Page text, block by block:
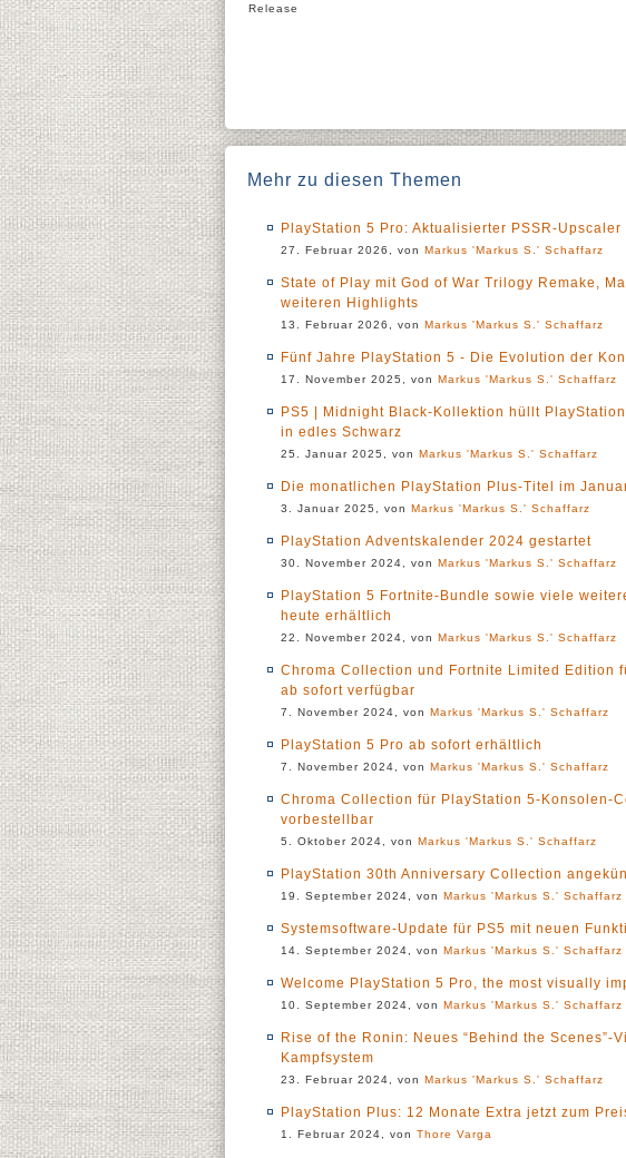
Release
Mehr zu diesen Themen
PlayStation 5 Pro: Aktualisierter PSSR-Upscaler
27. Februar 2026, von Markus 'Markus S.' Schaffarz
State of Play mit God of War Trilogy Remake,
weiteren Highlights
13. Februar 2026, von Markus 'Markus S.' Schaffarz
Fünf Jahre PlayStation 5 - Die Evolution der
17. November 2025, von Markus 'Markus S.' Schaffarz
PS5 | Midnight Black-Kollektion hüllt
in edles Schwarz
25. Januar 2025, von Markus 'Markus S.' Schaffarz
Die monatlichen PlayStation Plus-Titel im
3. Januar 2025, von Markus 'Markus S.' Schaffarz
PlayStation Adventskalender 2024 gestartet
30. November 2024, von Markus 'Markus S.' Schaffarz
PlayStation 5 Fortnite-Bundle sowie viele
heute erhältlich
22. November 2024, von Markus 'Markus S.' Schaffarz
Chroma Collection und Fortnite Limited Edition
ab sofort verfügbar
7. November 2024, von Markus 'Markus S.' Schaffarz
PlayStation 5 Pro ab sofort erhältlich
7. November 2024, von Markus 'Markus S.' Schaffarz
Chroma Collection für PlayStation 5-Konsolen-
vorbestellbar
5. Oktober 2024, von Markus 'Markus S.' Schaffarz
PlayStation 30th Anniversary Collection
19. September 2024, von Markus 'Markus S.' Schaffarz
Systemsoftware-Update für PS5 mit neuen
14. September 2024, von Markus 'Markus S.' Schaffarz
Welcome PlayStation 5 Pro, the most visually
10. September 2024, von Markus 'Markus S.' Schaffarz
Rise of the Ronin: Neues “Behind the
Kampfsystem
23. Februar 2024, von Markus 'Markus S.' Schaffarz
PlayStation Plus: 12 Monate Extra jetzt zum
1. Februar 2024, von Thore Varga